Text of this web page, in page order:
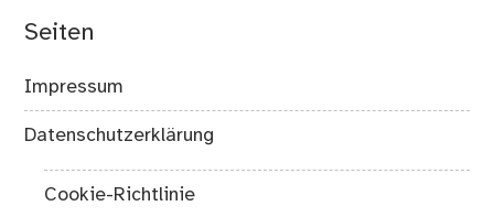
Seiten
Impressum
Datenschutzerklärung
Cookie-Richtlinie